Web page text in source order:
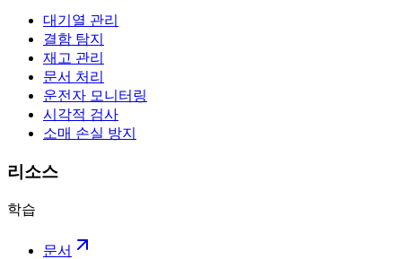
대기열 관리
결함 탐지
재고 관리
문서 처리
운전자 모니터링
시각적 검사
소매 손실 방지
리소스
학습
문서